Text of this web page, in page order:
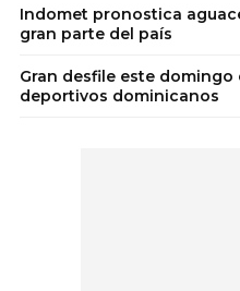
Indomet pronostica
gran parte del país
Gran desfile este domingo
deportivos dominicanos